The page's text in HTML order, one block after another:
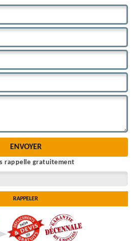
rappelle gratuitement